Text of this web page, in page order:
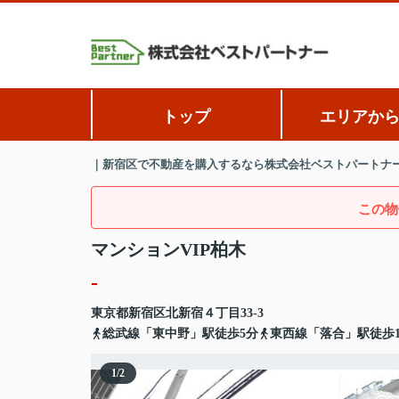
トップ エリアか
｜新宿区で不動産を購入するなら株式会社ベストパートナ
この
マンションVIP柏木
-
東京都新宿区北新宿 ４丁目33-3
総武線「東中野」駅徒歩5分
東西線「落合」駅徒歩
1/2